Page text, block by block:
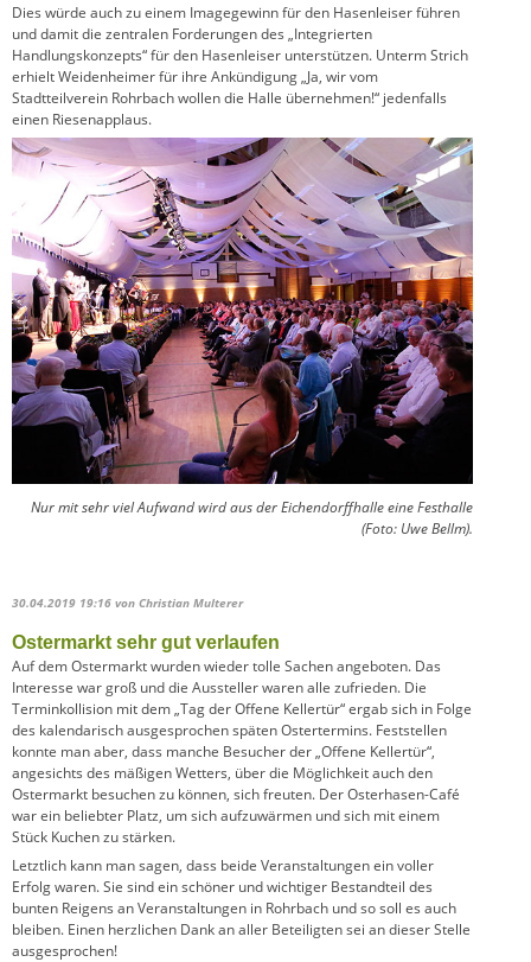
Dies würde auch zu einem Imagegewinn für den Hasenleiser führen
und damit die zentralen Forderungen des „Integrierten
Handlungskonzepts“ für den Hasenleiser unterstützen. Unterm Strich
erhielt Weidenheimer für ihre Ankündigung „Ja, wir vom
Stadtteilverein Rohrbach wollen die Halle übernehmen!“ jedenfalls
einen Riesenapplaus.
Nur mit sehr viel Aufwand wird aus der Eichendorffhalle eine Festhalle
(Foto: Uwe Bellm).
30.04.2019 19:16 von Christian Multerer
Ostermarkt sehr gut verlaufen
Auf dem Ostermarkt wurden wieder tolle Sachen angeboten. Das
Interesse war groß und die Aussteller waren alle zufrieden. Die
Terminkollision mit dem „Tag der Offene Kellertür“ ergab sich in Folge
des kalendarisch ausgesprochen späten Ostertermins. Feststellen
konnte man aber, dass manche Besucher der „Offene Kellertür“,
angesichts des mäßigen Wetters, über die Möglichkeit auch den
Ostermarkt besuchen zu können, sich freuten. Der Osterhasen-Café
war ein beliebter Platz, um sich aufzuwärmen und sich mit einem
Stück Kuchen zu stärken.
Letztlich kann man sagen, dass beide Veranstaltungen ein voller
Erfolg waren. Sie sind ein schöner und wichtiger Bestandteil des
bunten Reigens an Veranstaltungen in Rohrbach und so soll es auch
bleiben. Einen herzlichen Dank an aller Beteiligten sei an dieser Stelle
ausgesprochen!